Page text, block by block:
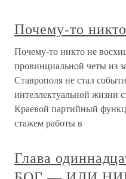
Почему-то
Почему-то никто не
провинциальной четы из
Ставрополя не стал
интеллектуальной жизни
Краевой партийный
стажем работы в
Глава